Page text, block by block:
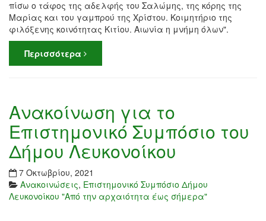
πίσω ο τάφος της αδελφής του Σαλώμης, της κόρης της
Μαρίας και του γαμπρού της Χρίστου. Κοιμητήριο της
φιλόξενης κοινότητας Κιτίου. Αιωνία η μνήμη όλων".
Περισσότερα
Ανακοίνωση για το
Επιστημονικό Συμπόσιο του
Δήμου Λευκονοίκου
7 Οκτωβρίου, 2021
Ανακοινώσεις, Επιστημονικό Συμπόσιο Δήμου
Λευκονοίκου "Από την αρχαιότητα έως σήμερα"